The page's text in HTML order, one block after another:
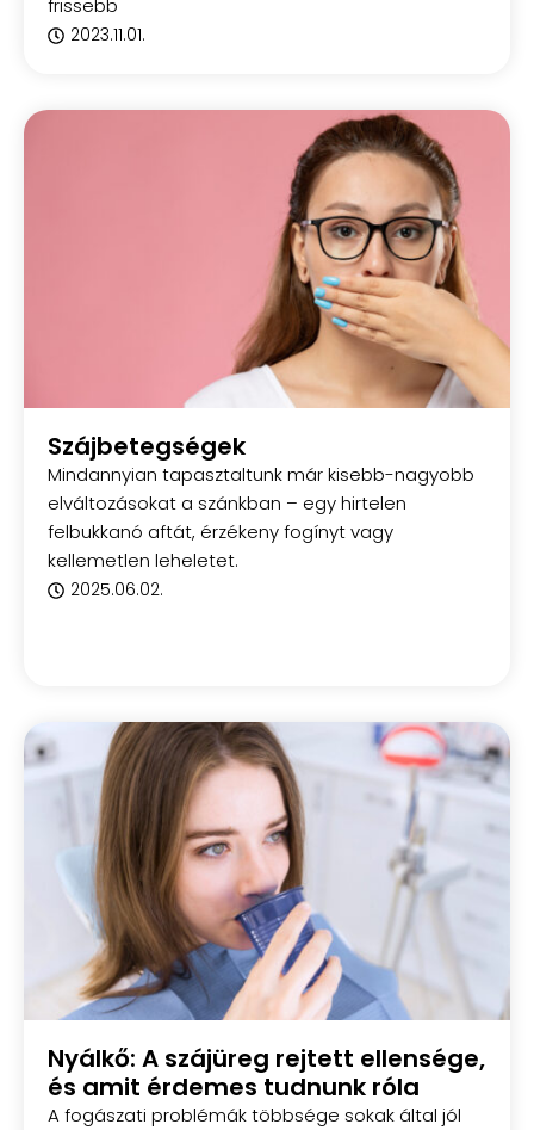
frissebb
2023.11.01.
Szájbetegségek
Mindannyian tapasztaltunk már kisebb-nagyobb
elváltozásokat a szánkban – egy hirtelen
felbukkanó aftát, érzékeny fogínyt vagy
kellemetlen leheletet.
2025.06.02.
Nyálkő: A szájüreg rejtett ellensége,
és amit érdemes tudnunk róla
A fogászati problémák többsége sokak által jól